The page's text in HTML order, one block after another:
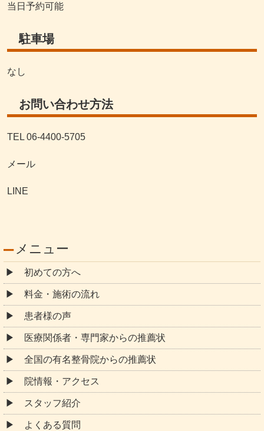
当日予約可能
駐車場
なし
お問い合わせ方法
TEL 06-4400-5705
メール
LINE
メニュー
初めての方へ
料金・施術の流れ
患者様の声
医療関係者・専門家からの推薦状
全国の有名整骨院からの推薦状
院情報・アクセス
スタッフ紹介
よくある質問